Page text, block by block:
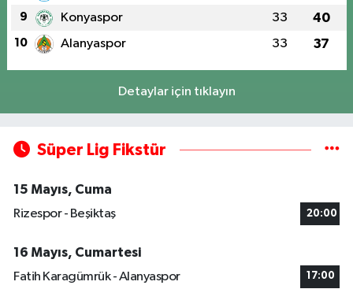
9 Konyaspor 33 40
10 Alanyaspor 33 37
Detaylar için tıklayın
Süper Lig Fikstür
15 Mayıs, Cuma
Rizespor - Beşiktaş
20:00
16 Mayıs, Cumartesi
Fatih Karagümrük - Alanyaspor
17:00